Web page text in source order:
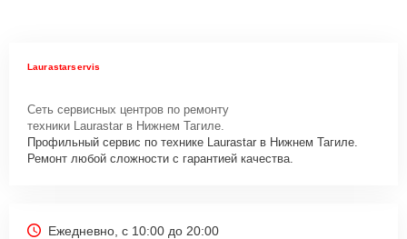
Laurastarservis
Сеть сервисных центров по ремонту
техники Laurastar в Нижнем Тагиле.
Профильный сервис по технике Laurastar в Нижнем Тагиле.
Ремонт любой сложности с гарантией качества.
Ежедневно, с 10:00 до 20:00